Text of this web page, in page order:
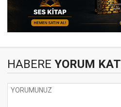
HABERE YORUM KAT